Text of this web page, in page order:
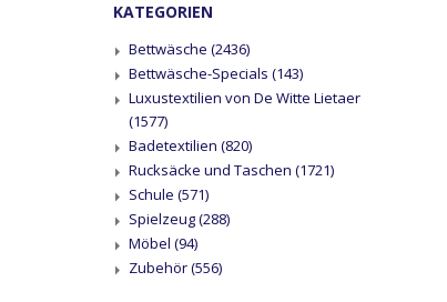
KATEGORIEN
Bettwäsche (2436)
Bettwäsche-Specials (143)
Luxustextilien von De Witte Lietaer
(1577)
Badetextilien (820)
Rucksäcke und Taschen (1721)
Schule (571)
Spielzeug(288)
Möbel (94)
Zubehör(556)